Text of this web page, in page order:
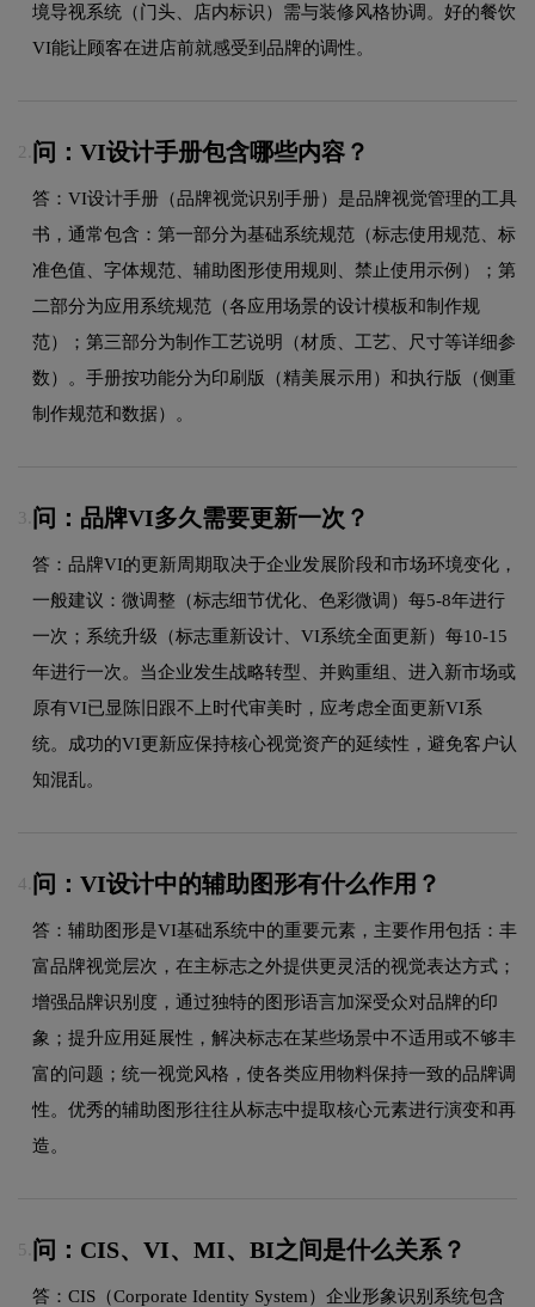
境导视系统（门头、店内标识）需与装修风格协调。好的餐饮
VI能让顾客在进店前就感受到品牌的调性。
2. 问：VI设计手册包含哪些内容？
答：VI设计手册（品牌视觉识别手册）是品牌视觉管理的工具
书，通常包含：第一部分为基础系统规范（标志使用规范、标
准色值、字体规范、辅助图形使用规则、禁止使用示例）；第
二部分为应用系统规范（各应用场景的设计模板和制作规
范）；第三部分为制作工艺说明（材质、工艺、尺寸等详细参
数）。手册按功能分为印刷版（精美展示用）和执行版（侧重
制作规范和数据）。
3. 问：品牌VI多久需要更新一次？
答：品牌VI的更新周期取决于企业发展阶段和市场环境变化，
一般建议：微调整（标志细节优化、色彩微调）每5-8年进行
一次；系统升级（标志重新设计、VI系统全面更新）每10-15
年进行一次。当企业发生战略转型、并购重组、进入新市场或
原有VI已显陈旧跟不上时代审美时，应考虑全面更新VI系
统。成功的VI更新应保持核心视觉资产的延续性，避免客户认
知混乱。
4. 问：VI设计中的辅助图形有什么作用？
答：辅助图形是VI基础系统中的重要元素，主要作用包括：丰
富品牌视觉层次，在主标志之外提供更灵活的视觉表达方式；
增强品牌识别度，通过独特的图形语言加深受众对品牌的印
象；提升应用延展性，解决标志在某些场景中不适用或不够丰
富的问题；统一视觉风格，使各类应用物料保持一致的品牌调
性。优秀的辅助图形往往从标志中提取核心元素进行演变和再
造。
5. 问：CIS、VI、MI、BI之间是什么关系？
答：CIS（Corporate Identity System）企业形象识别系统包含